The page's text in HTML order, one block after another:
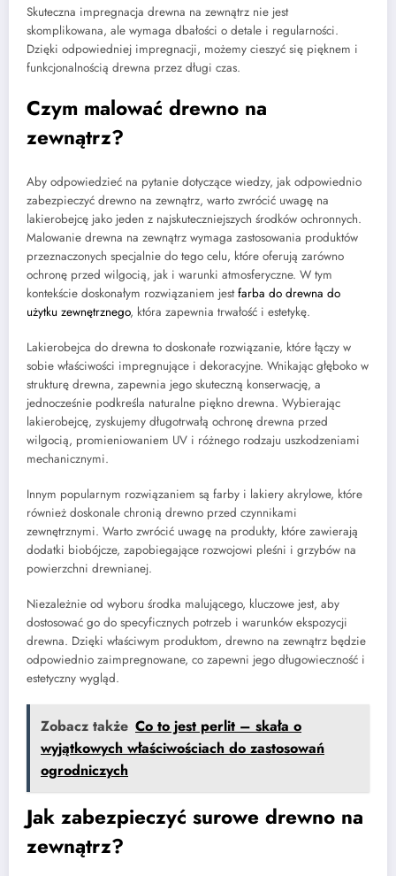
Skuteczna impregnacja drewna na zewnątrz nie jest
skomplikowana, ale wymaga dbałości o detale i regularności.
Dzięki odpowiedniej impregnacji, możemy cieszyć się pięknem i
funkcjonalnością drewna przez długi czas.
Czym malować drewno na
zewnątrz?
Aby odpowiedzieć na pytanie dotyczące wiedzy, jak odpowiednio
zabezpieczyć drewno na zewnątrz, warto zwrócić uwagę na
lakierobejcę jako jeden z najskuteczniejszych środków ochronnych.
Malowanie drewna na zewnątrz wymaga zastosowania produktów
przeznaczonych specjalnie do tego celu, które oferują zarówno
ochronę przed wilgocią, jak i warunki atmosferyczne. W tym
kontekście doskonałym rozwiązaniem jestfarba do drewna do
użytku zewnętrznego, która zapewnia trwałość i estetykę.
Lakierobejca do drewna to doskonałe rozwiązanie, które łączy w
sobie właściwości impregnujące i dekoracyjne. Wnikając głęboko w
strukturę drewna, zapewnia jego skuteczną konserwację, a
jednocześnie podkreśla naturalne piękno drewna. Wybierając
lakierobejcę, zyskujemy długotrwałą ochronę drewna przed
wilgocią, promieniowaniem UV i różnego rodzaju uszkodzeniami
mechanicznymi.
Innym popularnym rozwiązaniem są farby i lakiery akrylowe, które
również doskonale chronią drewno przed czynnikami
zewnętrznymi. Warto zwrócić uwagę na produkty, które zawierają
dodatki biobójcze, zapobiegające rozwojowi pleśni i grzybów na
powierzchni drewnianej.
Niezależnie od wyboru środka malującego, kluczowe jest, aby
dostosować go do specyficznych potrzeb i warunków ekspozycji
drewna. Dzięki właściwym produktom, drewno na zewnątrz będzie
odpowiednio zaimpregnowane, co zapewni jego długowieczność i
estetyczny wygląd.
Zobacz także Co to jest perlit – skała o
wyjątkowych właściwościach do zastosowań
ogrodniczych
Jak zabezpieczyć surowe drewno na
zewnątrz?